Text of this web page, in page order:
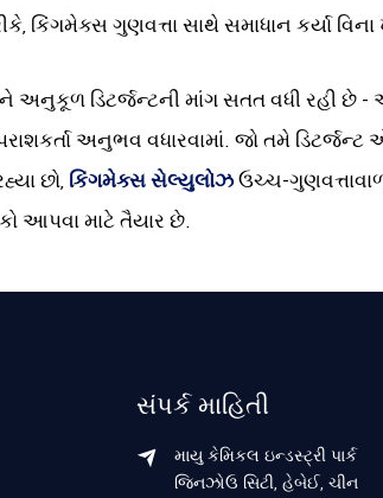
કિંગમેક્સ ગુણવત્તા સાથે સમાધાન કર્યા
અનુકૂળ ડિટર્જન્ટની માંગ સતત વધી રહી છે
અનુભવ વધારવામાં. જો તમે ડિટર્જન્ટ
છો, કિંગમેક્સ સેલ્યુલોઝઉચ્ચ-
આપવા માટે તૈયાર છે.
સંપર્ક માહિતી
માયુ કેમિકલ ઇન્ડસ્ટ્રી પાર્ક
જિનઝોઉ સિટી, હેબેઈ, ચીન